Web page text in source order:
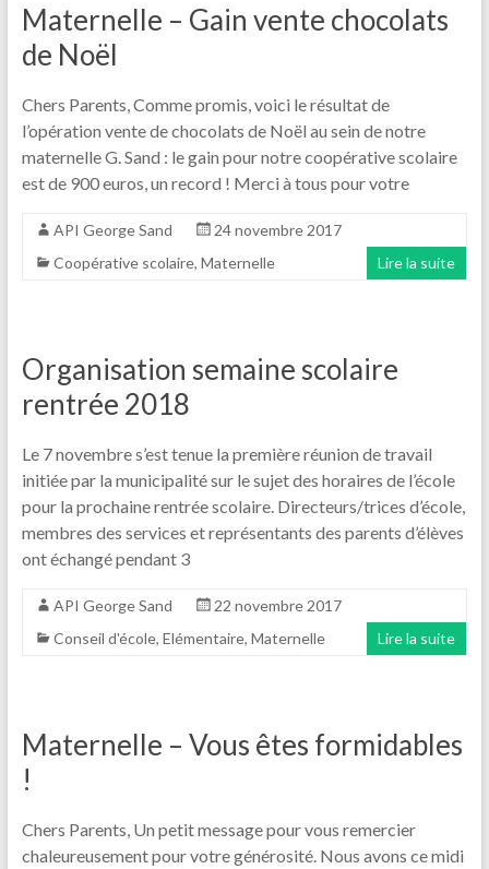
Maternelle – Gain vente chocolats
de Noël
Chers Parents, Comme promis, voici le résultat de
l’opération vente de chocolats de Noël au sein de notre
maternelle G. Sand : le gain pour notre coopérative scolaire
est de 900 euros, un record ! Merci à tous pour votre
API George Sand
24 novembre 2017
Coopérative scolaire, Maternelle Lire la suite
Organisation semaine scolaire
rentrée 2018
Le 7 novembre s’est tenue la première réunion de travail
initiée par la municipalité sur le sujet des horaires de l’école
pour la prochaine rentrée scolaire. Directeurs/trices d’école,
membres des services et représentants des parents d’élèves
ont échangé pendant 3
API George Sand
22 novembre 2017
Conseil d'école, Elémentaire, Maternelle Lire la suite
Maternelle – Vous êtes formidables
!
Chers Parents, Un petit message pour vous remercier
chaleureusement pour votre générosité. Nous avons ce midi